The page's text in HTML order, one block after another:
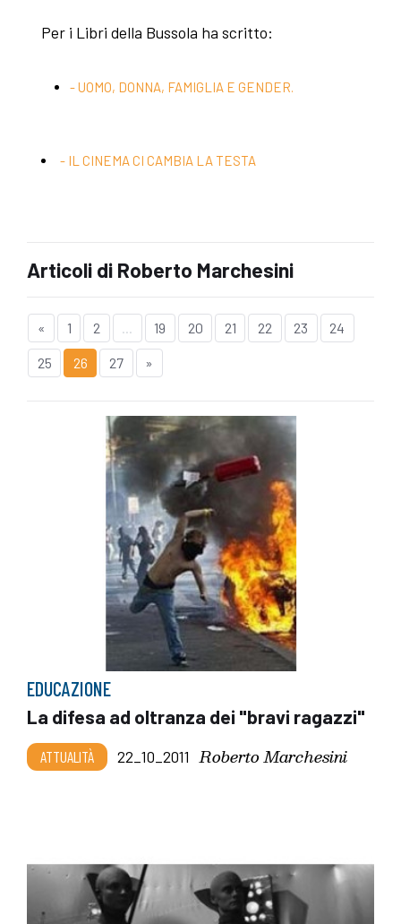
Per i Libri della Bussola ha scritto:
- UOMO, DONNA, FAMIGLIA E GENDER.
- IL CINEMA CI CAMBIA LA TESTA
Articoli di Roberto Marchesini
« 1 2 19 20 21 22 23 24
25 26 27 »
EDUCAZIONE
La difesa ad oltranza dei "bravi ragazzi"
ATTUALITÀ 22_10_2011 Roberto Marchesini